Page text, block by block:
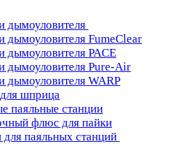
дымоуловителя
дымоуловителя FumeClear
дымоуловителя PACE
дымоуловителя Pure-Air
дымоуловителя WARP
шприца
паяльные станции
флюс для пайки
паяльных станций